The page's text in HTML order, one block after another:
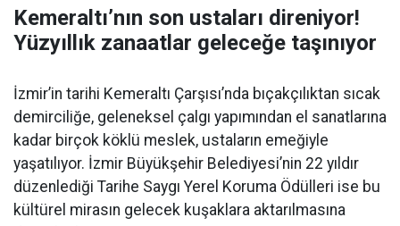
Kemeraltı’nın son ustaları direniyor!
Yüzyıllık zanaatlar geleceğe taşınıyor
İzmir’in tarihi Kemeraltı Çarşısı’nda bıçakçılıktan sıcak
demirciliğe, geleneksel çalgı yapımından el sanatlarına
kadar birçok köklü meslek, ustaların emeğiyle
yaşatılıyor. İzmir Büyükşehir Belediyesi’nin 22 yıldır
düzenlediği Tarihe Saygı Yerel Koruma Ödülleri ise bu
kültürel mirasın gelecek kuşaklara aktarılmasına